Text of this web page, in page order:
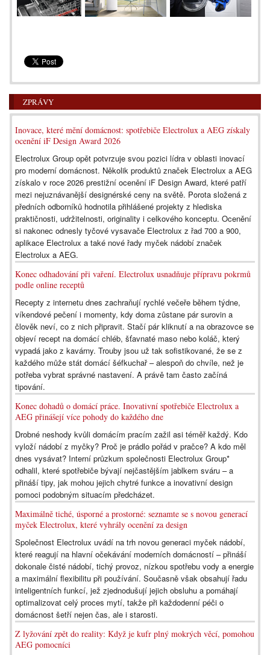
ZPRÁVY
Inovace, které mění domácnost: spotřebiče Electrolux a AEG získaly
ocenění iF Design Award 2026
Electrolux Group opět potvrzuje svou pozici lídra v oblasti inovací
pro moderní domácnost. Několik produktů značek Electrolux a AEG
získalo v roce 2026 prestižní ocenění iF Design Award, které patří
mezi nejuznávanější designérské ceny na světě. Porota složená z
předních odborníků hodnotila přihlášené projekty z hlediska
praktičnosti, udržitelnosti, originality i celkového konceptu. Ocenění
si nakonec odnesly tyčové vysavače Electrolux z řad 700 a 900,
aplikace Electrolux a také nové řady myček nádobí značek
Electrolux a AEG.
Konec odhadování při vaření. Electrolux usnadňuje přípravu pokrmů
podle online receptů
Recepty z internetu dnes zachraňují rychlé večeře během týdne,
víkendové pečení i momenty, kdy doma zůstane pár surovin a
člověk neví, co z nich připravit. Stačí pár kliknutí a na obrazovce se
objeví recept na domácí chléb, šťavnaté maso nebo koláč, který
vypadá jako z kavárny. Trouby jsou už tak sofistikované, že se z
každého může stát domácí šéfkuchař – alespoň do chvíle, než je
potřeba vybrat správné nastavení. A právě tam často začíná
tipování.
Konec dohadů o domácí práce. Inovativní spotřebiče Electrolux a
AEG přinášejí více pohody do každého dne
Drobné neshody kvůli domácím pracím zažil asi téměř každý. Kdo
vyloží nádobí z myčky? Proč je prádlo pořád v pračce? A kdo měl
dnes vysávat? Interní průzkum společnosti Electrolux Group*
odhalil, které spotřebiče bývají nejčastějším jablkem sváru – a
přináší tipy, jak mohou jejich chytré funkce a inovativní design
pomoci podobným situacím předcházet.
Maximálně tiché, úsporné a prostorné: seznamte se s novou generací
myček Electrolux, které vyhrály ocenění za design
Společnost Electrolux uvádí na trh novou generaci myček nádobí,
které reagují na hlavní očekávání moderních domácností – přináší
dokonale čisté nádobí, tichý provoz, nízkou spotřebu vody a energie
a maximální flexibilitu při používání. Současně však obsahují řadu
inteligentních funkcí, jež zjednodušují jejich obsluhu a pomáhají
optimalizovat celý proces mytí, takže při každodenní péči o
domácnost šetří nejen čas, ale i starosti.
Z lyžování zpět do reality: Když je kufr plný mokrých věcí, pomohou
AEG pomocníci